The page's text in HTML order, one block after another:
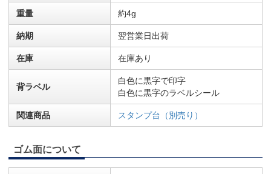
重量 約4g
納期 翌営業日出荷
在庫 在庫あり
背ラベル
白色に黒字で印字
白色に黒字のラベルシール
関連商品 スタンプ台（別売り）
ゴム面について